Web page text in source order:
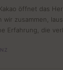
öffnet das
wir zusammen,
Erfahrung, die